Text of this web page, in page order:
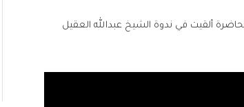
ألقيت في ندوة الشيخ عبدالله العقيل